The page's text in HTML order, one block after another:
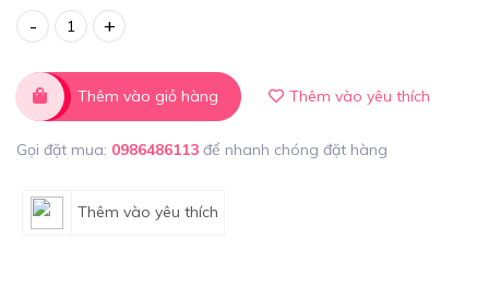
- +
Thêm vào giỏ hàng Thêm vào yêu thích
Gọi đặt mua: 0986486113 để nhanh chóng đặt hàng
Thêm vào yêu thích